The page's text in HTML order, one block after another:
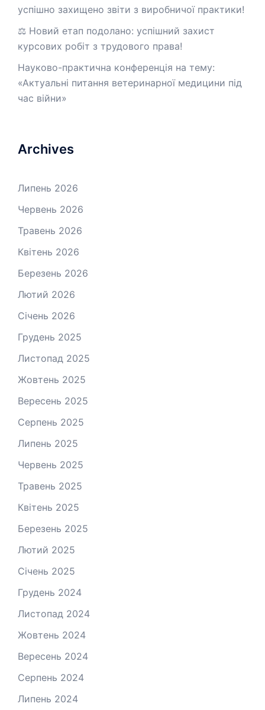
успішно захищено звіти з виробничої практики!
⚖️ Новий етап подолано: успішний захист
курсових робіт з трудового права!
Науково-практична конференція на тему:
«Актуальні питання ветеринарної медицини під
час війни»
Archives
Липень 2026
Червень 2026
Травень 2026
Квітень 2026
Березень 2026
Лютий 2026
Січень 2026
Грудень 2025
Листопад 2025
Жовтень 2025
Вересень 2025
Серпень 2025
Липень 2025
Червень 2025
Травень 2025
Квітень 2025
Березень 2025
Лютий 2025
Січень 2025
Грудень 2024
Листопад 2024
Жовтень 2024
Вересень 2024
Серпень 2024
Липень 2024